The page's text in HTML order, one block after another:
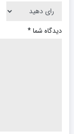
دیدگاه شما*